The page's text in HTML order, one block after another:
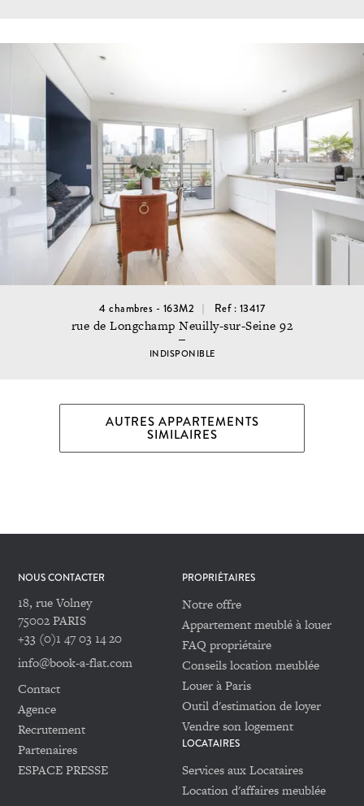
4 chambres - 163M2 Ref : 13417
rue de Longchamp Neuilly-sur-Seine 92
INDISPONIBLE
AUTRES APPARTEMENTS
SIMILAIRES
NOUS CONTACTER
18, rue Volney
75002 PARIS
+33 (0)1 47 03 14 20
info@book-a-flat.com
Contact
Agence
Recrutement
Partenaires
ESPACE PRESSE
PROPRIÉTAIRES
Notre offre
Appartement meublé à louer
FAQ propriétaire
Conseils location meublée
Louer à Paris
Outil d'estimation de loyer
Vendre son logement
LOCATAIRES
Services aux Locataires
Location d'affaires meublée